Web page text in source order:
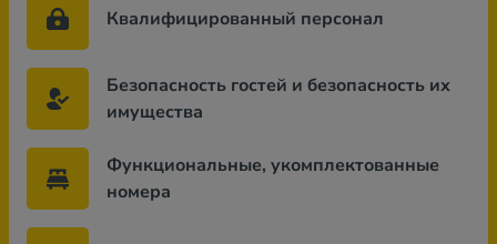
Квалифицированный персонал
Безопасность гостей и безопасность их
имущества
Функциональные, укомплектованные
номера